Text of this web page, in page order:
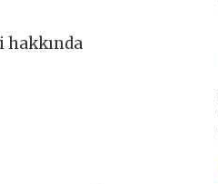
hakkında